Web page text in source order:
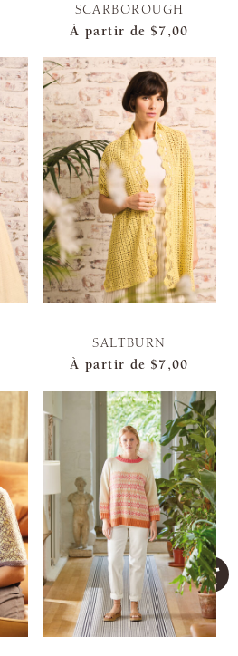
SCARBOROUGH
À partir de $7,00
SALTBURN
À partir de $7,00